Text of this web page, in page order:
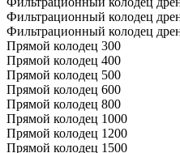
Фильтрационный колодец
Фильтрационный колодец
Прямой колодец 300
Прямой колодец 400
Прямой колодец 500
Прямой колодец 600
Прямой колодец 800
Прямой колодец 1000
Прямой колодец 1200
Прямой колодец 1500